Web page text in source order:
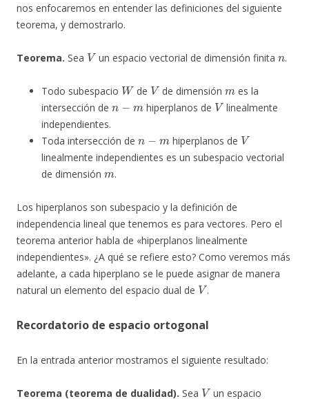
nos enfocaremos en entender las definiciones del siguiente
teorema, y demostrarlo.
Teorema. Sea
V
un espacio vectorial de dimensión finita .
Todo subespacio
W
de
V
de dimensión
es la
intersección de
n −m
hiperplanos de
V
linealmente
independientes.
Toda intersección de
hiperplanos de
V
linealmente independientes es un subespacio vectorial
de dimensión
m
.
Los hiperplanos son subespacio y la definición de
independencia lineal que tenemos es para vectores. Pero el
teorema anterior habla de «hiperplanos linealmente
independientes». ¿A qué se refiere esto? Como veremos más
adelante, a cada hiperplano se le puede asignar de manera
natural un elemento del espacio dual de
V
.
Recordatorio de espacio ortogonal
En la entrada anterior mostramos el siguiente resultado:
Teorema (teorema de dualidad). Sea
V
un espacio